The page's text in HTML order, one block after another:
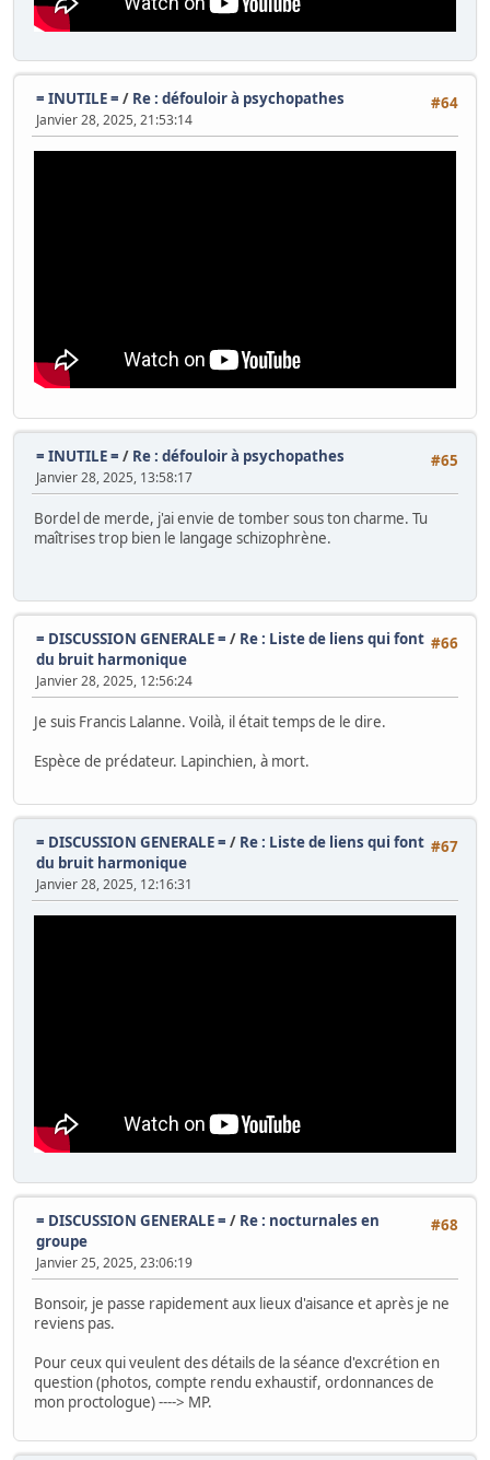
#64
= INUTILE = / Re : défouloir à psychopathes
Janvier 28, 2025, 21:53:14
#65
= INUTILE = / Re : défouloir à psychopathes
Janvier 28, 2025, 13:58:17
Bordel de merde, j'ai envie de tomber sous ton charme. Tu
maîtrises trop bien le langage schizophrène.
#66
= DISCUSSION GENERALE = / Re : Liste de liens qui font
du bruit harmonique
Janvier 28, 2025, 12:56:24
Je suis Francis Lalanne. Voilà, il était temps de le dire.
Espèce de prédateur. Lapinchien, à mort.
#67
= DISCUSSION GENERALE = / Re : Liste de liens qui font
du bruit harmonique
Janvier 28, 2025, 12:16:31
#68
= DISCUSSION GENERALE = / Re : nocturnales en
groupe
Janvier 25, 2025, 23:06:19
Bonsoir, je passe rapidement aux lieux d'aisance et après je ne
reviens pas.
Pour ceux qui veulent des détails de la séance d'excrétion en
question (photos, compte rendu exhaustif, ordonnances de
mon proctologue) ----> MP.